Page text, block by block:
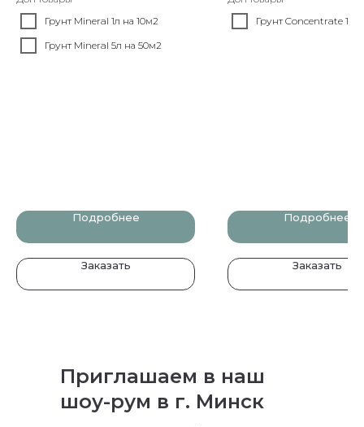
Грунт Mineral 1л на 10м2
Грунт Mineral 5л на 50м2
Подробнее
Заказать
Грунт Concentrate 1л
Подробнее
Заказать
Приглашаем в наш
шоу-рум в г. Минск